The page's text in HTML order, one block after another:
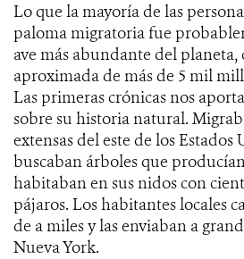
Lo que la mayoría de las
paloma migratoria fue
ave más abundante del
aproximada de más de 5 mil
Las primeras crónicas nos
sobre su historia natural.
extensas del este de los
buscaban árboles que
habitaban en sus nidos con
pájaros. Los habitantes locales
de a miles y las enviaban a
Nueva York.